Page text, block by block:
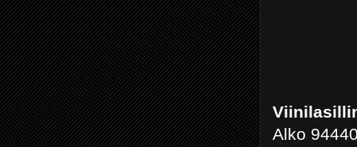
Alko